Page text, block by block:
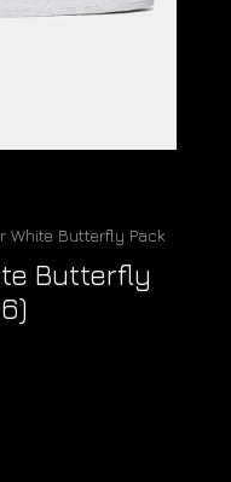
White Butterfly Pack
Butterfly